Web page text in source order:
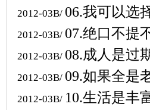
2012-03B/ 06.我可以选
2012-03B/ 07.绝口不提
2012-03B/ 08.成人是过
2012-03B/ 09.如果全是
2012-03B/ 10.生活是丰